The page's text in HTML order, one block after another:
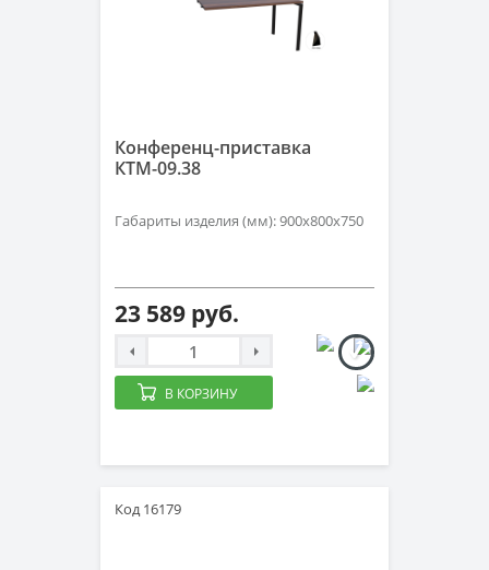
Конференц-приставка
КТМ-09.38
Габариты изделия (мм): 900х800х750
23 589 руб.
В КОРЗИНУ
Код 16179